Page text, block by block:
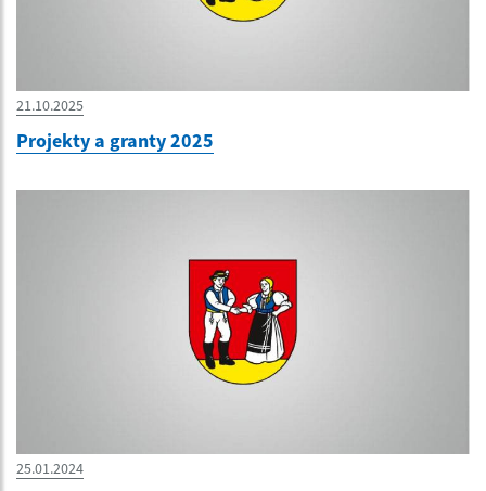
21.10.2025
Projekty a granty 2025
25.01.2024